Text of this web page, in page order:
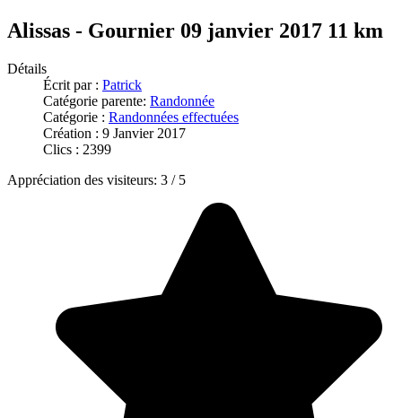
Alissas - Gournier 09 janvier 2017 11 km
Détails
Écrit par : Patrick
Catégorie parente: Randonnée
Catégorie : Randonnées effectuées
Création : 9 Janvier 2017
Clics : 2399
Appréciation des visiteurs: 3 / 5